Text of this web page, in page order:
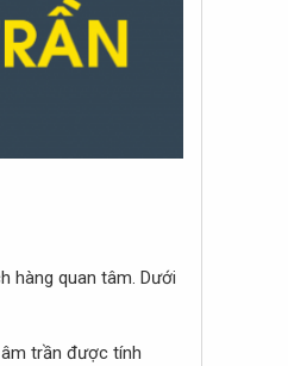
hàng quan tâm. Dưới
trần được tính